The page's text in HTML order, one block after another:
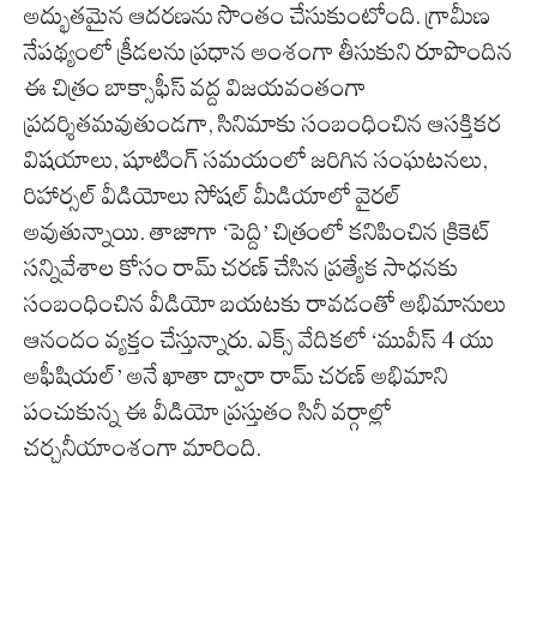
అద్భుతమైన ఆదరణను సొంతం చేసుకుంటోంది. గ్రామీణ
నేపథ్యంలో క్రీడలను ప్రధాన అంశంగా తీసుకుని రూపొందిన
ఈ చిత్రం బాక్సాఫీస్ వద్ద విజయవంతంగా
ప్రదర్శితమవుతుండగా, సినిమాకు సంబంధించిన ఆసక్తికర
విషయాలు, షూటింగ్ సమయంలో జరిగిన సంఘటనలు,
రిహార్సల్ వీడియోలు సోషల్ మీడియాలో వైరల్
అవుతున్నాయి. తాజాగా ‘పెద్ది’ చిత్రంలో కనిపించిన క్రికెట్
సన్నివేశాల కోసం రామ్ చరణ్ చేసిన ప్రత్యేక సాధనకు
సంబంధించిన వీడియో బయటకు రావడంతో అభిమానులు
ఆనందం వ్యక్తం చేస్తున్నారు. ఎక్స్ వేదికలో ‘మువీస్ 4 యు
అఫీషియల్’ అనే ఖాతా ద్వారా రామ్ చరణ్ అభిమాని
పంచుకున్న ఈ వీడియో ప్రస్తుతం సినీ వర్గాల్లో
చర్చనీయాంశంగా మారింది.